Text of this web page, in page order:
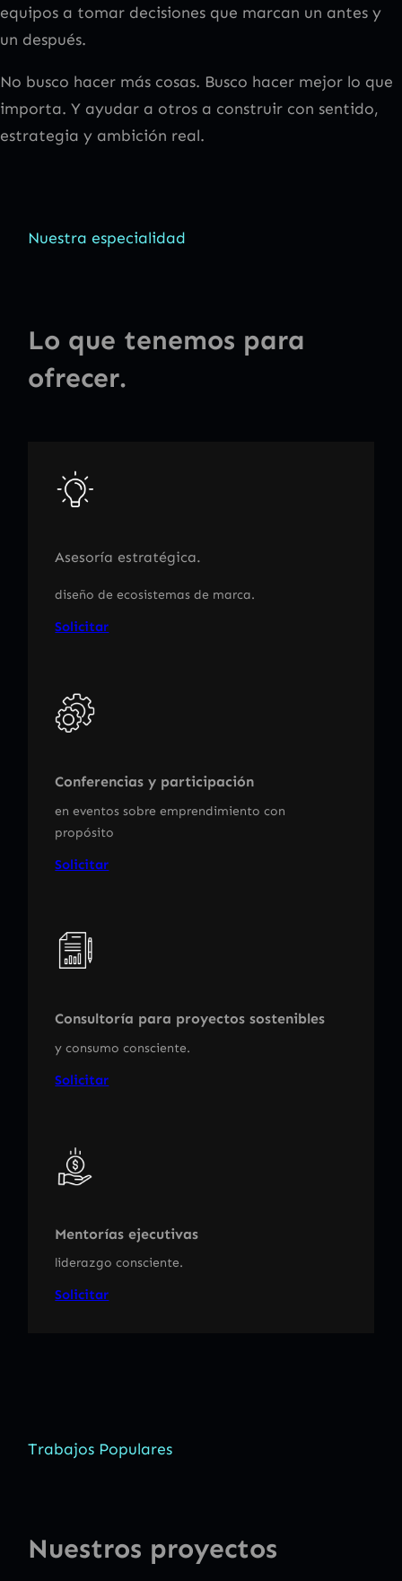
equipos a tomar decisiones que marcan un antes y
un después.
No busco hacer más cosas. Busco hacer mejor lo que
importa. Y ayudar a otros a construir con sentido,
estrategia y ambición real.
Nuestra especialidad
Lo que tenemos para
ofrecer.
Asesoría estratégica.
diseño de ecosistemas de marca.
Solicitar
Conferencias y participación
en eventos sobre emprendimiento con
propósito
Solicitar
Consultoría para proyectos sostenibles
y consumo consciente.
Solicitar
Mentorías ejecutivas
liderazgo consciente.
Solicitar
Trabajos Populares
Nuestros proyectos